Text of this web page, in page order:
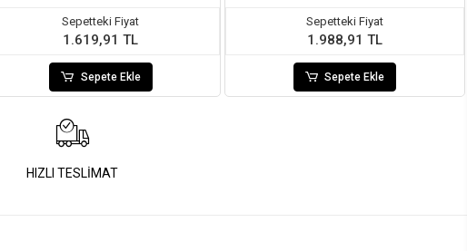
Sepetteki Fiyat
1.619,91 TL
Sepete Ekle
Sepetteki Fiyat
1.988,91 TL
Sepete Ekle
HIZLI TESLİMAT